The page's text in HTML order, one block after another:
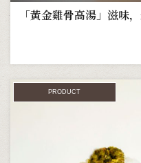
「黃金雞骨高湯」滋味
PRODUCT